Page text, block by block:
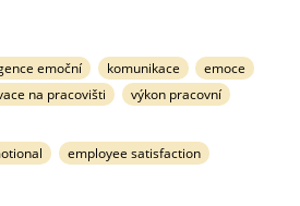
emoční komunikace
emoce
na pracovišti výkon pracovní
employee satisfaction